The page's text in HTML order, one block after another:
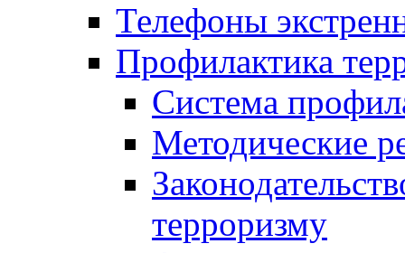
Телефоны
Профилактика
Система
Методические
терроризму